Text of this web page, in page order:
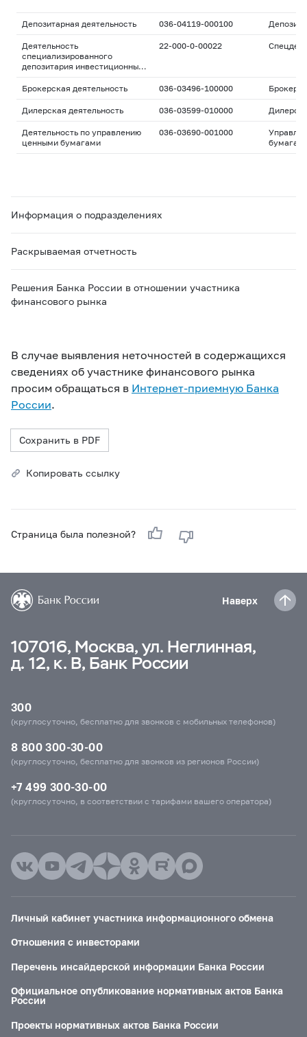
Депозитарная деятельность 036-04119-000100
Деятельность
специализированного
депозитария инвестиционных
инвестиционных фондов и
пенсионных фондов
22-000-0-00022
Брокерская деятельность 036-03496-100000
Дилерская деятельность 036-03599-010000
Деятельность по управлению
ценными бумагами
036-03690-001000
Информация о подразделениях
Раскрываемая отчетность
Решения Банка России в отношении участника
финансового рынка
В случае выявления неточностей в содержащихся
сведениях об участнике финансового рынка
просим обращаться в Интернет-приемную Банка
России.
Сохранить в PDF
Копировать ссылку
Страница была полезной?
Наверх
107016, Москва, ул. Неглинная,
д. 12, к. В, Банк России
300
(круглосуточно, бесплатно для звонков с мобильных телефонов)
8 800 300-30-00
(круглосуточно, бесплатно для звонков из регионов России)
+7 499 300-30-00
(круглосуточно, в соответствии с тарифами вашего оператора)
Личный кабинет участника информационного обмена
Отношения с инвесторами
Перечень инсайдерской информации Банка России
Официальное опубликование нормативных актов Банка
России
Проекты нормативных актов Банка России